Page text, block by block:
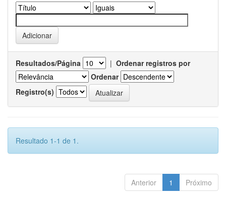
Resultados/Página | Ordenar registros por
Ordenar
Registro(s)
Resultado 1-1 de 1.
Anterior 1 Próximo